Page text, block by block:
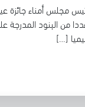
مجلس أمناء جائزة
من البنود
[…]